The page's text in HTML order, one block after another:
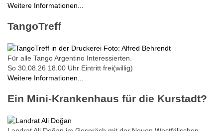
Weitere Informationen...
TangoTreff
Für alle Tango Argentino Interessierten.
So 30.08.26 18.00 Uhr Eintritt frei(willig)
Weitere Informationen...
Ein Mini-Krankenhaus für die Kurstadt?